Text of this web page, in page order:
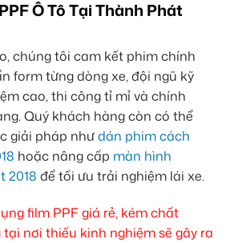
Ô Tô Tại Thành Phát
chúng tôi cam kết phim chính
form từng dòng xe, đội ngũ kỹ
cao, thi công tỉ mỉ và chính
Quý khách hàng còn có thể
giải pháp nhưdán phim cách
hoặc nâng cấp màn hình
2018 để tối ưu trải nghiệm lái xe.
film PPF giá rẻ, kém chất
nơi thiếu kinh nghiệm sẽ gây ra